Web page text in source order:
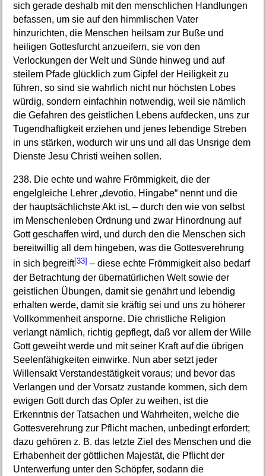
sich gerade deshalb mit den menschlichen Handlungen
befassen, um sie auf den himmlischen Vater
hinzurichten, die Menschen heilsam zur Buße und
heiligen Gottesfurcht anzueifern, sie von den
Verlockungen der Welt und Sünde hinweg und auf
steilem Pfade glücklich zum Gipfel der Heiligkeit zu
führen, so sind sie wahrlich nicht nur höchsten Lobes
würdig, sondern einfachhin notwendig, weil sie nämlich
die Gefahren des geistlichen Lebens aufdecken, uns zur
Tugendhaftigkeit erziehen und jenes lebendige Streben
in uns stärken, wodurch wir uns und all das Unsrige dem
Dienste Jesu Christi weihen sollen.
238. Die echte und wahre Frömmigkeit, die der
engelgleiche Lehrer „devotio, Hingabe“ nennt und die
der hauptsächlichste Akt ist, – durch den wie von selbst
im Menschenleben Ordnung und zwar Hinordnung auf
Gott geschaffen wird, und durch den die Menschen sich
bereitwillig all dem hingeben, was die Gottesverehrung
in sich begreift[33] – diese echte Frömmigkeit also bedarf
der Betrachtung der übernatürlichen Welt sowie der
geistlichen Übungen, damit sie genährt und lebendig
erhalten werde, damit sie kräftig sei und uns zu höherer
Vollkommenheit ansporne. Die christliche Religion
verlangt nämlich, richtig gepflegt, daß vor allem der Wille
Gott geweiht werde und mit seiner Kraft auf die übrigen
Seelenfähigkeiten einwirke. Nun aber setzt jeder
Willensakt Verstandestätigkeit voraus; und bevor das
Verlangen und der Vorsatz zustande kommen, sich dem
ewigen Gott durch das Opfer zu weihen, ist die
Erkenntnis der Tatsachen und Wahrheiten, welche die
Gottesverehrung zur Pflicht machen, unbedingt erfordert;
dazu gehören z. B. das letzte Ziel des Menschen und die
Erhabenheit der göttlichen Majestät, die Pflicht der
Unterwerfung unter den Schöpfer, sodann die